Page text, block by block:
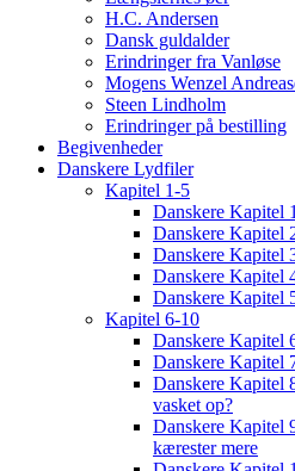
H.C. Andersen
Dansk guldalder
Erindringer fra Vanløse
Mogens Wenzel
Steen Lindholm
Erindringer på bestilling
Begivenheder
Danskere Lydfiler
Kapitel 1-5
Danskere Kapitel
Danskere Kapitel
Danskere Kapitel
Danskere Kapitel
Danskere Kapitel
Kapitel 6-10
Danskere Kapitel
Danskere Kapitel
Danskere Kapitel
vasket op?
Danskere Kapitel
kærester mere